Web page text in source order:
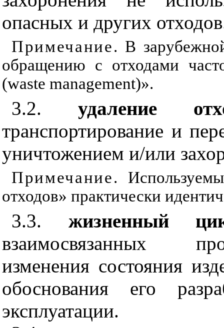
опасных и других
Примечание. В
обращению с отходами
(waste management)».
3.2.удаление
транспортирование и
уничтожением и/или
Примечание.
отходов» практически
3.3. жизненный
взаимосвязанных
изменения состояния
обоснования его
эксплуатации.